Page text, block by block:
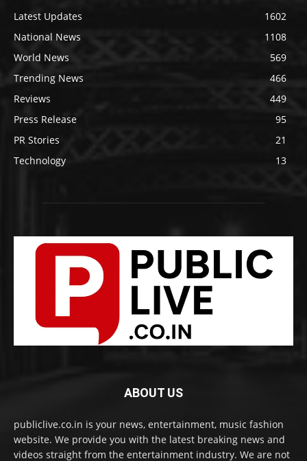
Latest Updates
1602
National News
1108
World News
569
Trending News
466
Reviews
449
Press Release
95
PR Stories
21
Technology
13
ABOUT US
publiclive.co.in is your news, entertainment, music fashion
website. We provide you with the latest breaking news and
videos straight from the entertainment industry. We are not